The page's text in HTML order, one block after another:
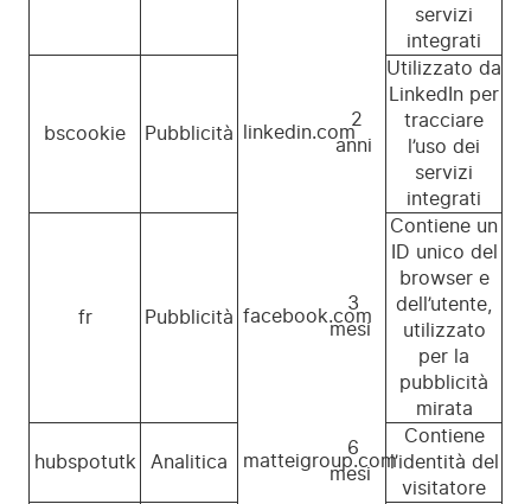
servizi
integrati
bscookie Pubblicità linkedin.com
2
anni
Utilizzato da
LinkedIn per
tracciare
l’uso dei
servizi
integrati
fr Pubblicità facebook.com
3
mesi
Contiene un
ID unico del
browser e
dell’utente,
utilizzato
per la
pubblicità
mirata
hubspotutk Analitica matteigroup.com
6
mesi
Contiene
l’identità del
visitatore